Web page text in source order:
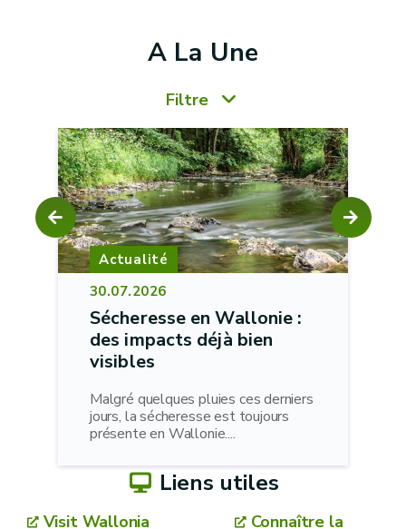
A La Une
Filtre
Actualité
30.07.2026
Sécheresse en Wallonie :
des impacts déjà bien
visibles
Malgré quelques pluies ces derniers
jours, la sécheresse est toujours
présente en Wallonie....
Liens utiles
Visit Wallonia Connaître la